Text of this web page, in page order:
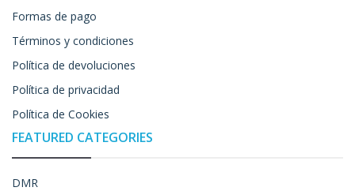
Formas de pago
Términos y condiciones
Política de devoluciones
Política de privacidad
Política de Cookies
FEATURED CATEGORIES
DMR